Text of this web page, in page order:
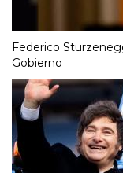
Federico
Gobierno